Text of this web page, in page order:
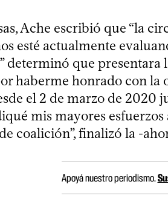
Ache escribió que “la
esté actualmente
determinó que presentara
haberme honrado con la
el 2 de marzo de 2020
mis mayores
coalición”, finalizó la -
Apoyá nuestro periodismo.